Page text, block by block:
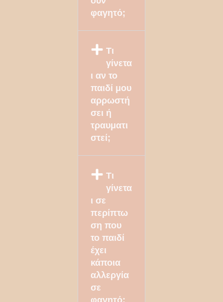
φαγητό;
Τι
γίνετα
ι αν το
παιδί μου
αρρωστή
σει ή
τραυματι
στεί;
Τι
γίνετα
ι σε
περίπτω
ση που
το παιδί
έχει
κάποια
αλλεργία
σε
φαγητό;